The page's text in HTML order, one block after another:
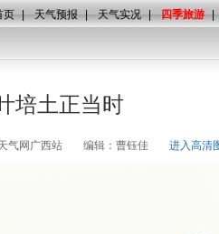
页 | 天气预报 | 天气实况 | 四季旅游 |
培土正当时
气网广西站 编辑：曹钰佳 进入高清